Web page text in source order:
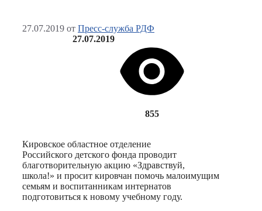
27.07.2019 от Пресс-служба РДФ
27.07.2019
855
Кировское областное отделение
Российского детского фонда проводит
благотворительную акцию «Здравствуй,
школа!» и просит кировчан помочь малоимущим
семьям и воспитанникам интернатов
подготовиться к новому учебному году.